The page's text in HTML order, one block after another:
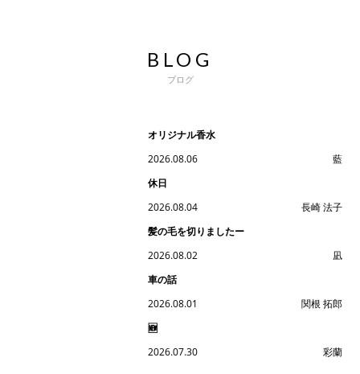
BLOG
ブログ
オリジナル香水
2026.08.06
藍
休日
2026.08.04
長崎 法子
髪の毛を切りましたー
2026.08.02
凪
車の話
2026.08.01
関根 拓郎
🆕
2026.07.30
彩蘭